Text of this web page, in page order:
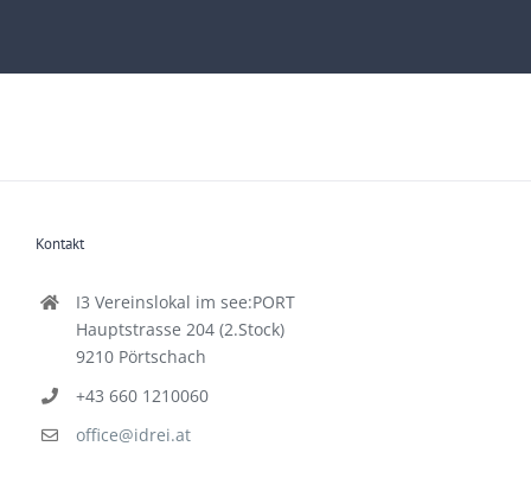
Kontakt
I3 Vereinslokal im see:PORT
Hauptstrasse 204 (2.Stock)
9210 Pörtschach
+43 660 1210060
office@idrei.at